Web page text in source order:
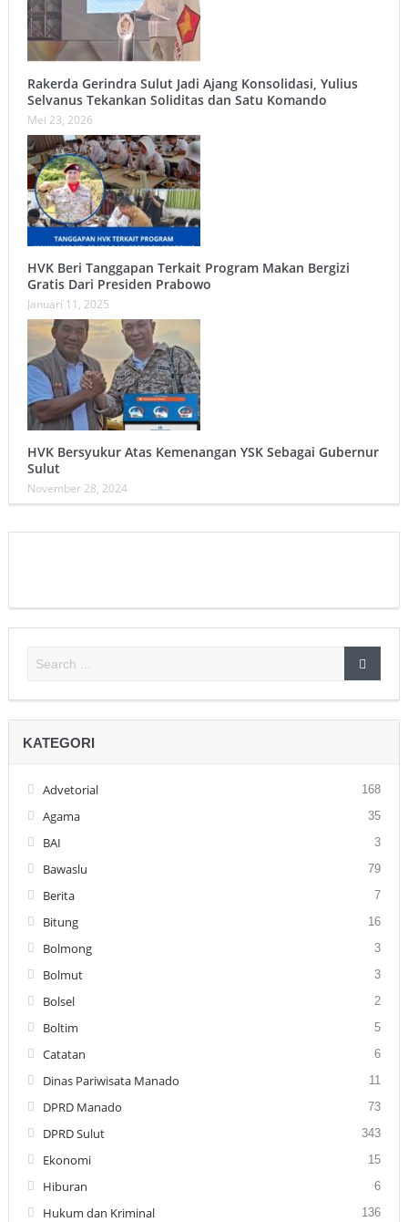
Rakerda Gerindra Sulut Jadi Ajang Konsolidasi, Yulius
Selvanus Tekankan Soliditas dan Satu Komando
Mei 23, 2026
HVK Beri Tanggapan Terkait Program Makan Bergizi
Gratis Dari Presiden Prabowo
Januari 11, 2025
HVK Bersyukur Atas Kemenangan YSK Sebagai Gubernur
Sulut
November 28, 2024
KATEGORI
Advetorial 168
Agama 35
BAI 3
Bawaslu 79
Berita 7
Bitung 16
Bolmong 3
Bolmut 3
Bolsel 2
Boltim 5
Catatan 6
Dinas Pariwisata Manado 11
DPRD Manado 73
DPRD Sulut 343
Ekonomi 15
Hiburan 6
Hukum dan Kriminal 136